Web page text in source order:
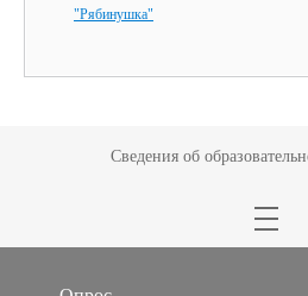
"Рябинушка"
Сведения об